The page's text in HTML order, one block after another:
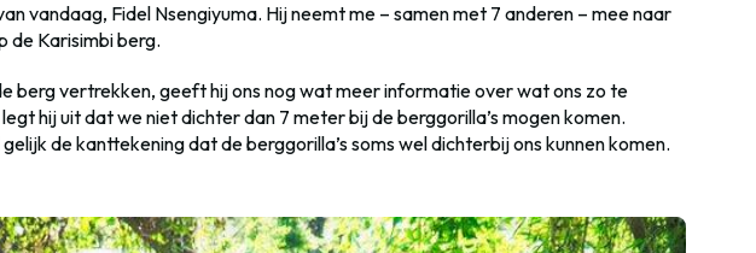
vandaag, Fidel Nsengiyuma. Hij neemt me – samen met 7 anderen – mee naar
de Karisimbi berg.
berg vertrekken, geeft hij ons nog wat meer informatie over wat ons zo te
hij uit dat we niet dichter dan 7 meter bij de berggorilla’s mogen komen.
de kanttekening dat de berggorilla’s soms wel dichterbij ons kunnen komen.